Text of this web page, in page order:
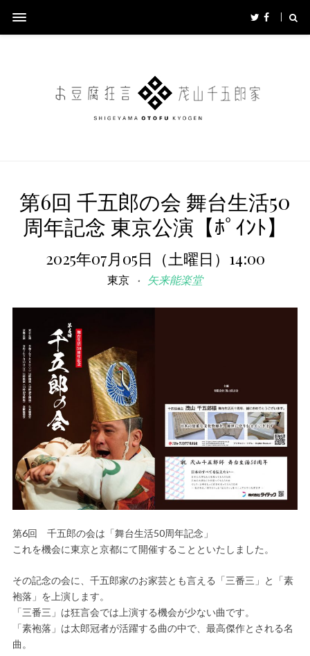
第6回 千五郎の会 舞台生活50
周年記念 東京公演【ﾎﾟｲﾝﾄ】
2025年07月05日（土曜日）14:00
東京 矢来能楽堂
第6回 千五郎の会は「舞台生活50周年記念」
これを機会に東京と京都にて開催することといたしました。
その記念の会に、千五郎家のお家芸とも言える「三番三」と「素
袍落」を上演します。
「三番三」は狂言会では上演する機会が少ない曲です。
「素袍落」は太郎冠者が活躍する曲の中で、最高傑作とされる名
曲。